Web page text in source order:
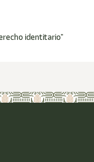
identitario"